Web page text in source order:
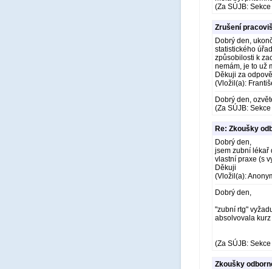
(Za SÚJB:
Zrušení
Dobrý den,
statistického
způsobilosti k
nemám, je to už
Děkuji za
(Vložil(a):
Dobrý den,
(Za SÚJB:
Re: Zkoušky
Dobrý den,
jsem zubní lékař
vlastní praxe (s
Děkuji
(Vložil(a):
Dobrý den,
"zubní rtg"
absolvovala
(Za SÚJB:
Zkoušky